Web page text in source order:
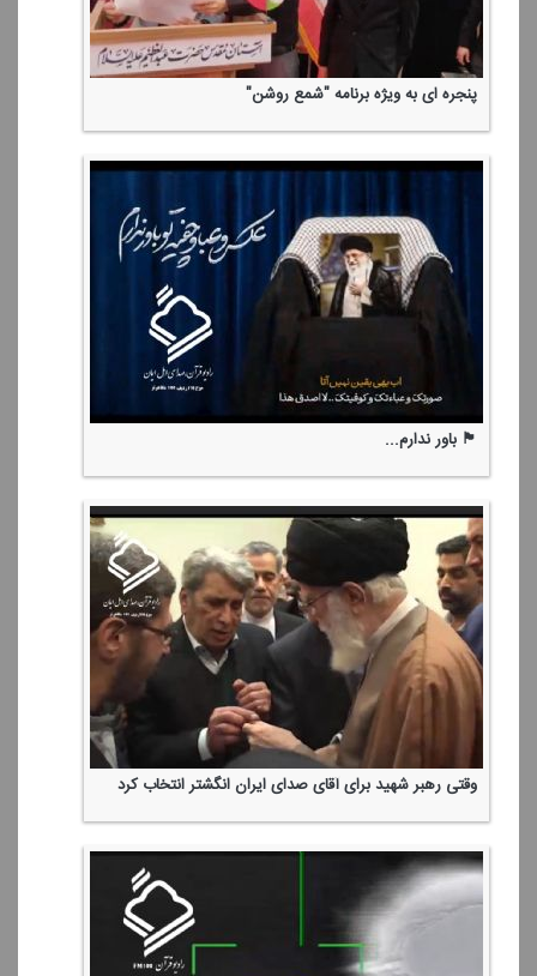
پنجره ای به ویژه برنامه "شمع روشن"
🏴 باور ندارم...
وقتی رهبر شهید برای آقای صدای ایران انگشتر انتخاب كرد